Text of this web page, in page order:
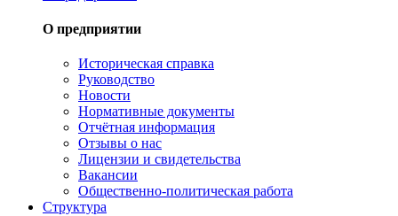
О предприятии
Историческая справка
Руководство
Новости
Нормативные документы
Отчётная информация
Отзывы о нас
Лицензии и свидетельства
Вакансии
Общественно-политическая работа
Структура